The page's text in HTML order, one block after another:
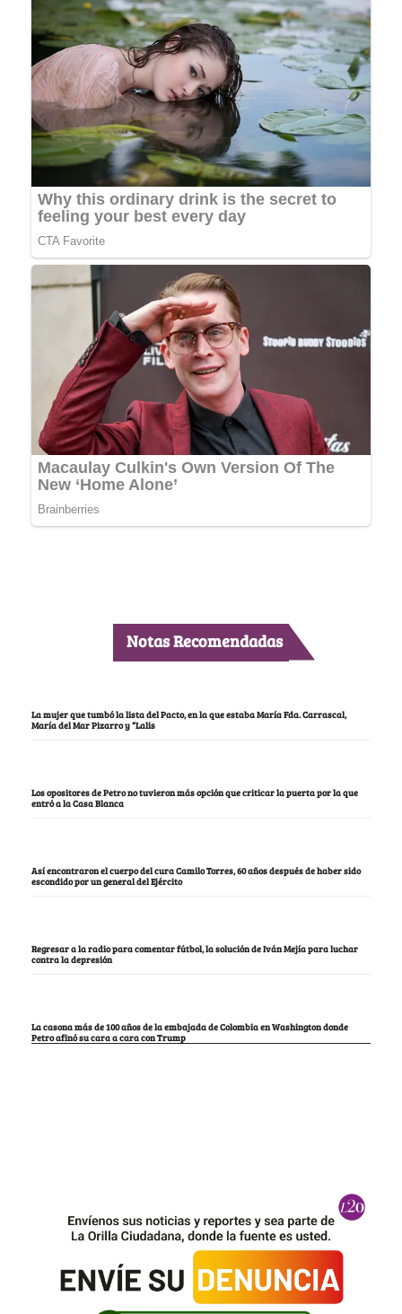
Notas Recomendadas
La mujer que tumbó la lista del Pacto, en la que estaba María Fda. Carrascal,
María del Mar Pizarro y “Lalis
Los opositores de Petro no tuvieron más opción que criticar la puerta por la que
entró a la Casa Blanca
Así encontraron el cuerpo del cura Camilo Torres, 60 años después de haber sido
escondido por un general del Ejército
Regresar a la radio para comentar fútbol, la solución de Iván Mejía para luchar
contra la depresión
La casona más de 100 años de la embajada de Colombia en Washington donde
Petro afinó su cara a cara con Trump